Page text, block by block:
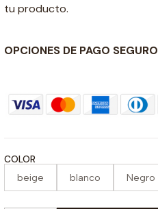
tu producto.
OPCIONES DE PAGO SEGURO
COLOR
beige blanco Negro